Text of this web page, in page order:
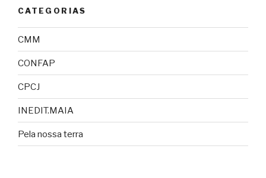
CATEGORIAS
CMM
CONFAP
CPCJ
INEDIT.MAIA
Pela nossa terra